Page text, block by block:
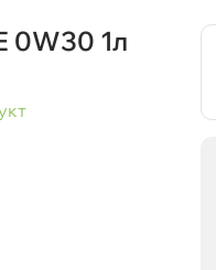
0W30 1л